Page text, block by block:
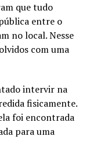
que tudo
entre o
no local. Nesse
com uma
intervir na
fisicamente.
foi encontrada
para uma